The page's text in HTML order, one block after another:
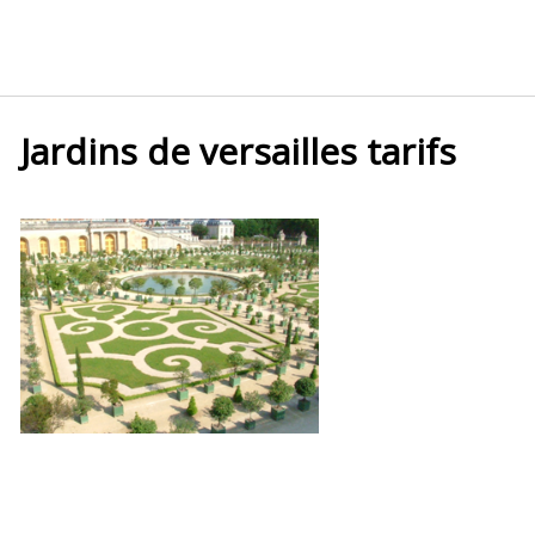
Jardins de versailles tarifs